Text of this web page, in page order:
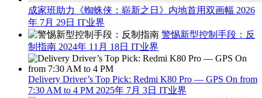
成家班助力《蜘蛛侠：崭新之日》内地首用双画幅 2026
年 7月 29日 IT业界
警惕新型控制手段：反
制指南 2024年 11月 18日 IT业界
Delivery Driver’s Top Pick: Redmi K80 Pro — GPS On from
7:30 AM to 4 PM 2025年 7月 3日 IT业界